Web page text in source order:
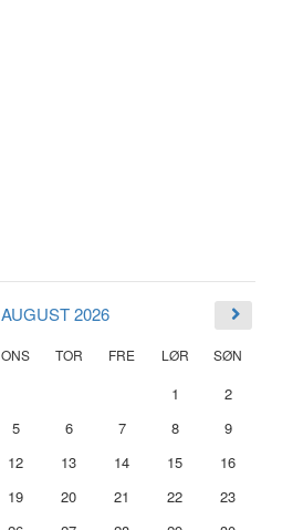
AUGUST 2026
ONS TOR FRE LØR SØN
1
2
5 6 7 8
9
12 13 14 15
16
19 20 21 22
23